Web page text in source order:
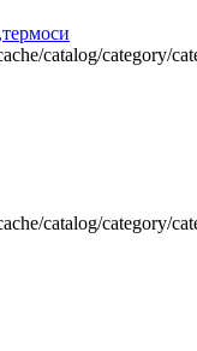
catalog/category/
catalog/category/